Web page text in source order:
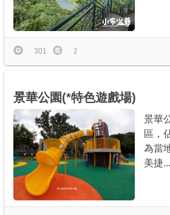
APP下載
301 2
景華公園(*特色遊戲場)
景華
區，
為當
美捷...